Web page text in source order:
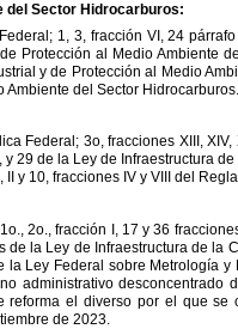
del Sector Hidrocarburos:
Federal; 1, 3, fracción VI, 24 párrafo
de Protección al Medio Ambiente
y de Protección al Medio
Ambiente del Sector Hidrocarburos.
Federal; 3o, fracciones XIII, XIV,
y 29 de la Ley de Infraestructura de
I, y 10, fracciones IV y VIII del
1o., 2o., fracción I, 17 y 36
de la Ley de Infraestructura de la
la Ley Federal sobre Metrología y
administrativo desconcentrado
reforma el diverso por el que se
de 2023.